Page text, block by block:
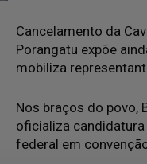
Cancelamento da
Porangatu expõe
mobiliza
Nos braços do povo,
oficializa
federal em